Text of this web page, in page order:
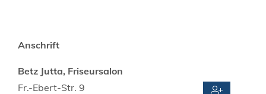
Anschrift
Betz Jutta, Friseursalon
Fr.-Ebert-Str. 9